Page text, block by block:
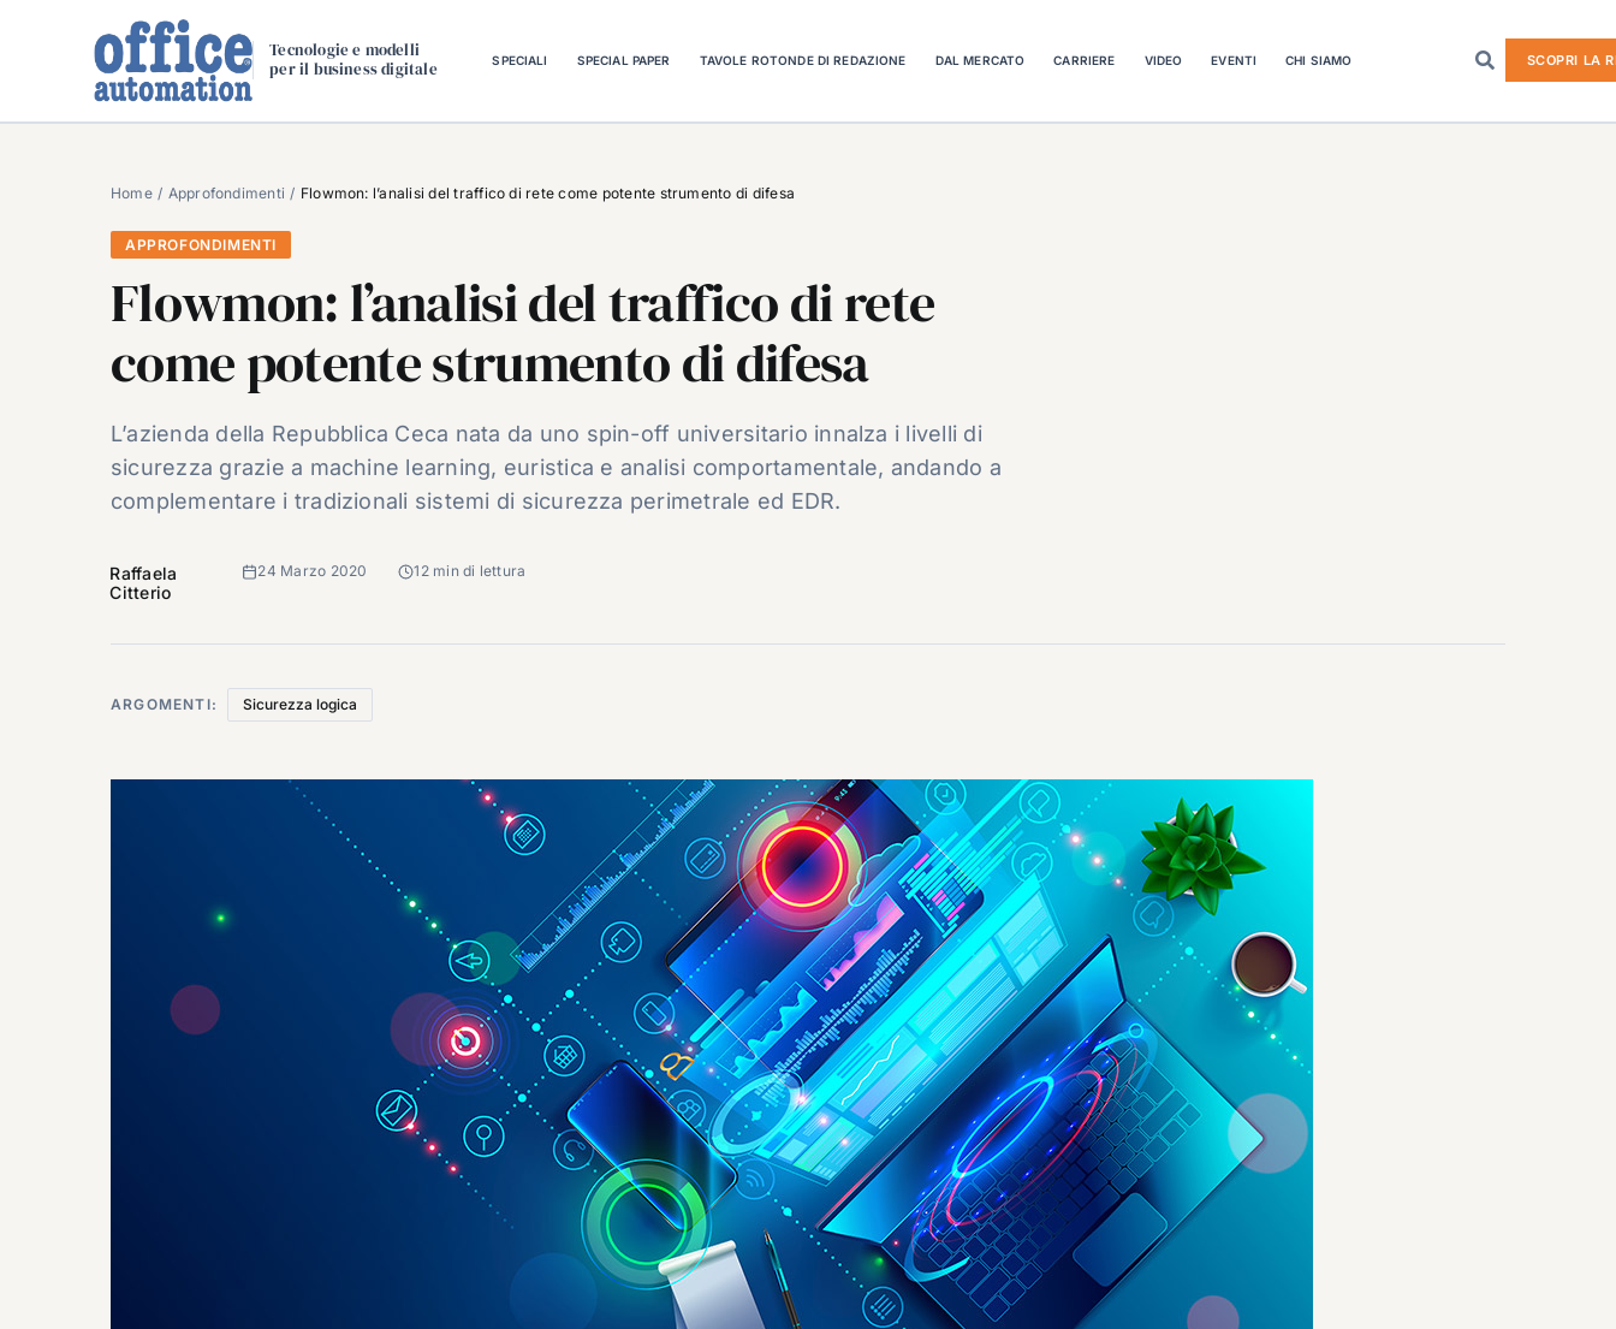
Tecnologie e modelli
per il business digitale
SPECIALI SPECIAL PAPER TAVOLE ROTONDE DI REDAZIONE DAL MERCATO CARRIERE VIDEO EVENTI CHI SIAMO SCOPRI LA
Home Approfondimenti Flowmon: l’analisi del traffico di rete come potente strumento di difesa
APPROFONDIMENTI
Flowmon: l’analisi del traffico di rete
come potente strumento di difesa
L’azienda della Repubblica Ceca nata da uno spin-off universitario innalza i livelli di
sicurezza grazie a machine learning, euristica e analisi comportamentale, andando a
complementare i tradizionali sistemi di sicurezza perimetrale ed EDR.
Raffaela
Citterio
24 Marzo 2020 12 min di lettura
ARGOMENTI: Sicurezza logica